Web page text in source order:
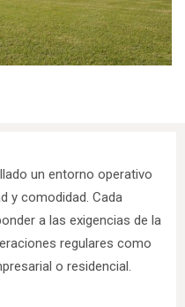
un entorno operativo
y comodidad. Cada
a las exigencias de la
regulares como
o residencial.